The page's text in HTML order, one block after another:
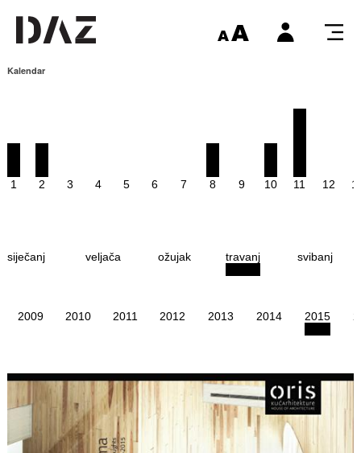
Kalendar
1 2 3 4 5 6 7 8 9 10 11 12
siječanj veljača ožujak travanj svibanj
2009 2010 2011 2012 2013 2014 2015